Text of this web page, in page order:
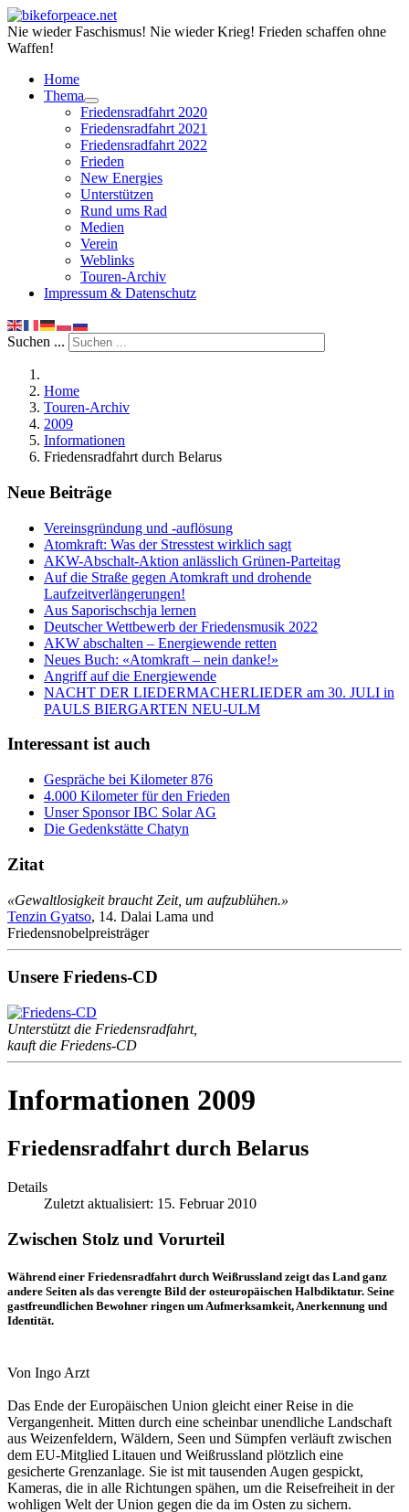
Nie wieder Faschismus! Nie wieder Krieg! Frieden schaffen ohne
Waffen!
Home
Thema
Friedensradfahrt 2020
Friedensradfahrt 2021
Friedensradfahrt 2022
Frieden
New Energies
Unterstützen
Rund ums Rad
Medien
Verein
Weblinks
Touren-Archiv
Impressum & Datenschutz
Suchen ...
Home
Touren-Archiv
2009
Informationen
Friedensradfahrt durch Belarus
Neue Beiträge
Vereinsgründung und -auflösung
Atomkraft: Was der Stresstest wirklich sagt
AKW-Abschalt-Aktion anlässlich Grünen-Parteitag
Auf die Straße gegen Atomkraft und drohende
Laufzeitverlängerungen!
Aus Saporischschja lernen
Deutscher Wettbewerb der Friedensmusik 2022
AKW abschalten – Energiewende retten
Neues Buch: «Atomkraft – nein danke!»
Angriff auf die Energiewende
NACHT DER LIEDERMACHERLIEDER am 30. JULI in
PAULS BIERGARTEN NEU-ULM
Interessant ist auch
Gespräche bei Kilometer 876
4.000 Kilometer für den Frieden
Unser Sponsor IBC Solar AG
Die Gedenkstätte Chatyn
Zitat
«Gewaltlosigkeit braucht Zeit, um aufzublühen.»
Tenzin Gyatso, 14. Dalai Lama und
Friedensnobelpreisträger
Unsere Friedens-CD
Unterstützt die Friedensradfahrt,
kauft die Friedens-CD
Informationen 2009
Friedensradfahrt durch Belarus
Details
Zuletzt aktualisiert: 15. Februar 2010
Zwischen Stolz und Vorurteil
Während einer Friedensradfahrt durch Weißrussland zeigt das Land ganz
andere Seiten als das verengte Bild der osteuropäischen Halbdiktatur. Seine
gastfreundlichen Bewohner ringen um Aufmerksamkeit, Anerkennung und
Identität.
Von Ingo Arzt
Das Ende der Europäischen Union gleicht einer Reise in die
Vergangenheit. Mitten durch eine scheinbar unendliche Landschaft
aus Weizenfeldern, Wäldern, Seen und Sümpfen verläuft zwischen
dem EU-Mitglied Litauen und Weißrussland plötzlich eine
gesicherte Grenzanlage. Sie ist mit tausenden Augen gespickt,
Kameras, die in alle Richtungen spähen, um die Reisefreiheit in der
wohligen Welt der Union gegen die da im Osten zu sichern.